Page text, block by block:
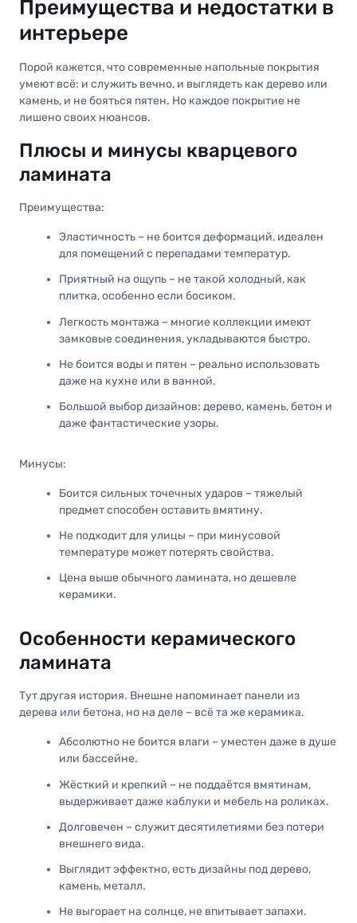
Преимущества и недостатки в
интерьере
Порой кажется, что современные напольные покрытия
умеют всё: и служить вечно, и выглядеть как дерево или
камень, и не бояться пятен. Но каждое покрытие не
лишено своих нюансов.
Плюсы и минусы кварцевого
ламината
Преимущества:
Эластичность – не боится деформаций, идеален
для помещений с перепадами температур.
Приятный на ощупь – не такой холодный, как
плитка, особенно если босиком.
Легкость монтажа – многие коллекции имеют
замковые соединения, укладываются быстро.
Не боится воды и пятен – реально использовать
даже на кухне или в ванной.
Большой выбор дизайнов: дерево, камень, бетон и
даже фантастические узоры.
Минусы:
Боится сильных точечных ударов – тяжелый
предмет способен оставить вмятину.
Не подходит для улицы – при минусовой
температуре может потерять свойства.
Цена выше обычного ламината, но дешевле
керамики.
Особенности керамического
ламината
Тут другая история. Внешне напоминает панели из
дерева или бетона, но на деле – всё та же керамика.
Абсолютно не боится влаги – уместен даже в душе
или бассейне.
Жёсткий и крепкий – не поддаётся вмятинам,
выдерживает даже каблуки и мебель на роликах.
Долговечен – служит десятилетиями без потери
внешнего вида.
Выглядит эффектно, есть дизайны под дерево,
камень, металл.
Не выгорает на солнце, не впитывает запахи.